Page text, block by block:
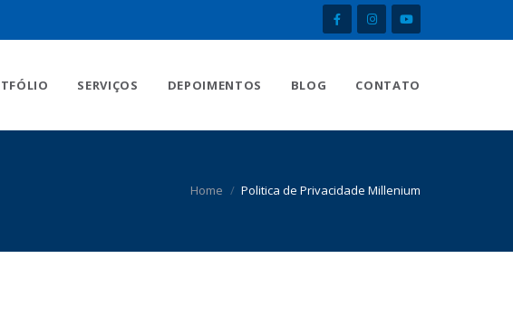
SERVIÇOS DEPOIMENTOS BLOG CONTATO
Home Politica de Privacidade Millenium